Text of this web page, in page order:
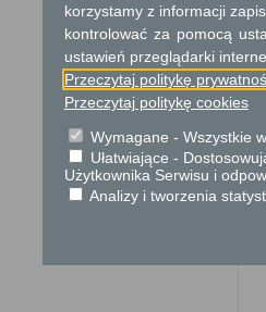
korzystamy z informacji
kontrolować za pomocą
ustawień przeglądarki
Przeczytaj politykę
Przeczytaj politykę cookies
Wymagane - Wszystkie
Ułatwiające -
Użytkownika Serwisu i
Analizy i tworzenia